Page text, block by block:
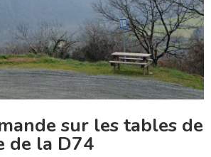
sur les tables de
de la D74